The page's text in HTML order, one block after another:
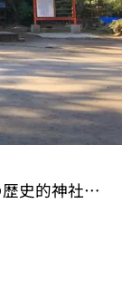
歴史的神社…